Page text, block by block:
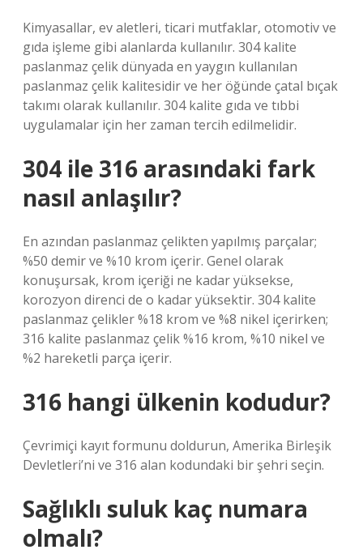
Kimyasallar, ev aletleri, ticari mutfaklar, otomotiv ve
gıda işleme gibi alanlarda kullanılır. 304 kalite
paslanmaz çelik dünyada en yaygın kullanılan
paslanmaz çelik kalitesidir ve her öğünde çatal bıçak
takımı olarak kullanılır. 304 kalite gıda ve tıbbi
uygulamalar için her zaman tercih edilmelidir.
304 ile 316 arasındaki fark
nasıl anlaşılır?
En azından paslanmaz çelikten yapılmış parçalar;
%50 demir ve %10 krom içerir. Genel olarak
konuşursak, krom içeriği ne kadar yüksekse,
korozyon direnci de o kadar yüksektir. 304 kalite
paslanmaz çelikler %18 krom ve %8 nikel içerirken;
316 kalite paslanmaz çelik %16 krom, %10 nikel ve
%2 hareketli parça içerir.
316 hangi ülkenin kodudur?
Çevrimiçi kayıt formunu doldurun, Amerika Birleşik
Devletleri’ni ve 316 alan kodundaki bir şehri seçin.
Sağlıklı suluk kaç numara
olmalı?